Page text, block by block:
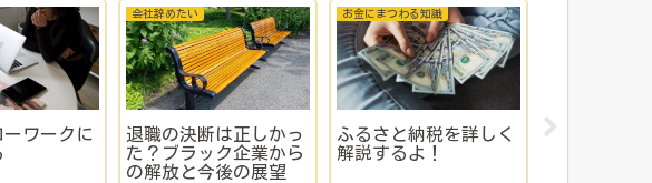
談】ヘモグロビ
仕事してた私
。重度貧血でも
おすすめグッズ＆サービス
彼氏・旦那への誕生日
プレゼント、腕時計っ
てどう？ヴェアホイ気
お出かけ
【京都芸術花火2026】
席のおすすめは？一番